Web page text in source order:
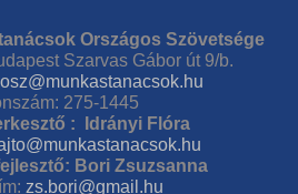
Országos Szövetsége
Szarvas Gábor út 9/b.
275-1445
: Idrányi Flóra
Bori Zsuzsanna
zs.bori@gmail.hu